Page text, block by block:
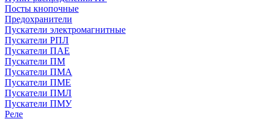
Посты кнопочные
Предохранители
Пускатели электромагнитные
Пускатели РПЛ
Пускатели ПАЕ
Пускатели ПМ
Пускатели ПМА
Пускатели ПМЕ
Пускатели ПМЛ
Пускатели ПМУ
Реле